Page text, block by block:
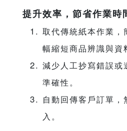
提升效率，節省作業時
取代傳統紙本作業，
幅縮短商品辨識與資
減少人工抄寫錯誤或
準確性。
自動回傳客戶訂單，
入。